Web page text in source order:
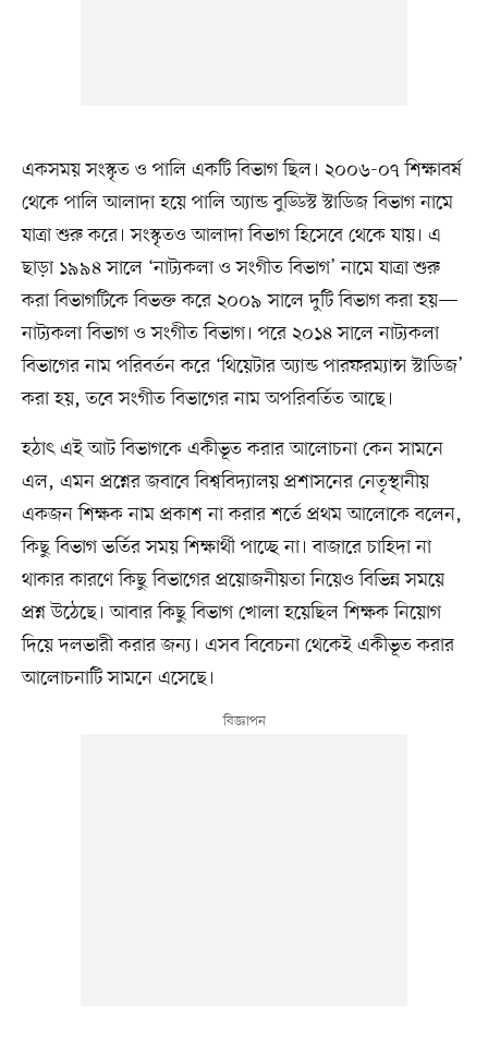
একসময় সংস্কৃত ও পালি একটি বিভাগ ছিল। ২০০৬-০৭ শিক্ষাবর্ষ
থেকে পালি আলাদা হয়ে পালি অ্যান্ড বুড্ডিস্ট স্টাডিজ বিভাগ নামে
যাত্রা শুরু করে। সংস্কৃতও আলাদা বিভাগ হিসেবে থেকে যায়। এ
ছাড়া ১৯৯৪ সালে ‘নাট্যকলা ও সংগীত বিভাগ’ নামে যাত্রা শুরু
করা বিভাগটিকে বিভক্ত করে ২০০৯ সালে দুটি বিভাগ করা হয়—
নাট্যকলা বিভাগ ও সংগীত বিভাগ। পরে ২০১৪ সালে নাট্যকলা
বিভাগের নাম পরিবর্তন করে ‘থিয়েটার অ্যান্ড পারফরম্যান্স স্টাডিজ’
করা হয়, তবে সংগীত বিভাগের নাম অপরিবর্তিত আছে।
হঠাৎ এই আট বিভাগকে একীভূত করার আলোচনা কেন সামনে
এল, এমন প্রশ্নের জবাবে বিশ্ববিদ্যালয় প্রশাসনের নেতৃস্থানীয়
একজন শিক্ষক নাম প্রকাশ না করার শর্তে প্রথম আলোকে বলেন,
কিছু বিভাগ ভর্তির সময় শিক্ষার্থী পাচ্ছে না। বাজারে চাহিদা না
থাকার কারণে কিছু বিভাগের প্রয়োজনীয়তা নিয়েও বিভিন্ন সময়ে
প্রশ্ন উঠেছে। আবার কিছু বিভাগ খোলা হয়েছিল শিক্ষক নিয়োগ
দিয়ে দলভারী করার জন্য। এসব বিবেচনা থেকেই একীভূত করার
আলোচনাটি সামনে এসেছে।